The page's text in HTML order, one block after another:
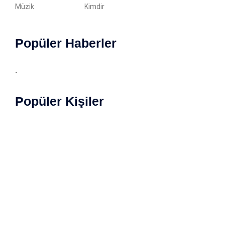
Müzik Kimdir
Popüler Haberler
-
Popüler Kişiler